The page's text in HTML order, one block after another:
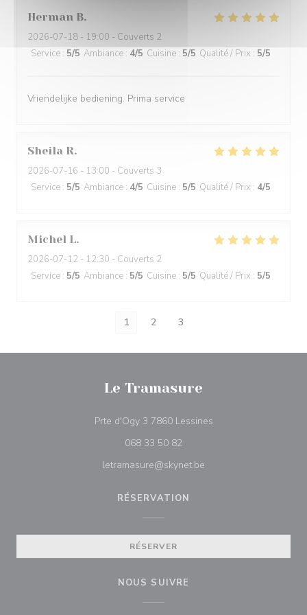
Herman B
2026-07-18 - 19:00 - Couverts 2
Service : 5/5 Ambiance : 4/5 Cuisine : 5/5 Qualité / Prix : 5/5
Vriendelijke bediening. Prima service
Sheila R
2026-07-16 - 13:00 - Couverts 3
Service : 5/5 Ambiance : 4/5 Cuisine : 5/5 Qualité / Prix : 4/5
Michel L
2026-07-12 - 12:30 - Couverts 2
Service : 5/5 Ambiance : 5/5 Cuisine : 5/5 Qualité / Prix : 5/5
1 2 3
Le Tramasure
Prte d'Ogy 3 7860 Lessines((ouvre une nouvelle
068 33 50 82
letramasure@skynet.be
RÉSERVATION
RÉSERVER
NOUS SUIVRE